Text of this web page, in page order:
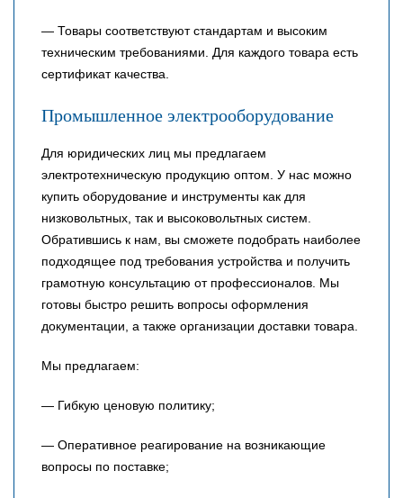
— Товары соответствуют стандартам и высоким
техническим требованиями. Для каждого товара есть
сертификат качества.
Промышленное электрооборудование
Для юридических лиц мы предлагаем
электротехническую продукцию оптом. У нас можно
купить оборудование и инструменты как для
низковольтных, так и высоковольтных систем.
Обратившись к нам, вы сможете подобрать наиболее
подходящее под требования устройства и получить
грамотную консультацию от профессионалов. Мы
готовы быстро решить вопросы оформления
документации, а также организации доставки товара.
Мы предлагаем:
— Гибкую ценовую политику;
— Оперативное реагирование на возникающие
вопросы по поставке;